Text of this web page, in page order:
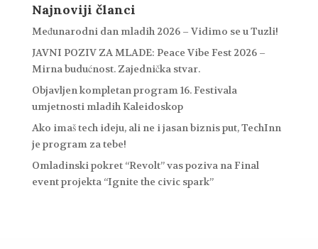
Najnoviji članci
Međunarodni dan mladih 2026 – Vidimo se u Tuzli!
JAVNI POZIV ZA MLADE: Peace Vibe Fest 2026 –
Mirna budućnost. Zajednička stvar.
Objavljen kompletan program 16. Festivala
umjetnosti mladih Kaleidoskop
Ako imaš tech ideju, ali ne i jasan biznis put, TechInn
je program za tebe!
Omladinski pokret “Revolt” vas poziva na Final
event projekta “Ignite the civic spark”